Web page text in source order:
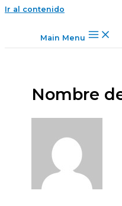
Ir al contenido
Main Menu
Nombre